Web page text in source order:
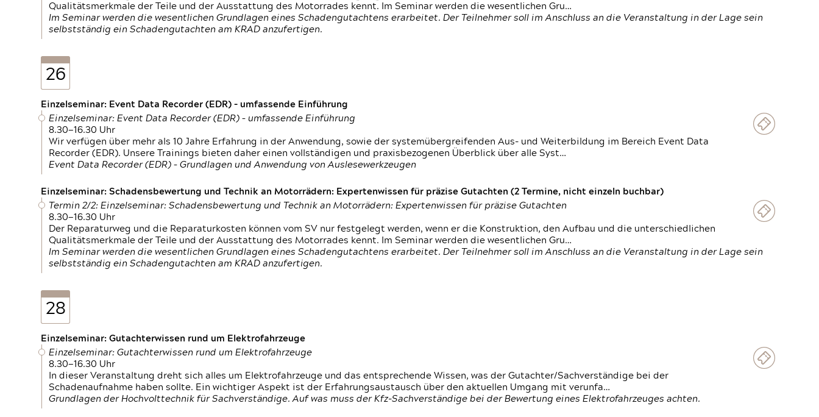
Qualitätsmerkmale der Teile und der Ausstattung des Motorrades kennt. Im Seminar werden die wesentlichen Gru…
Im Seminar werden die wesentlichen Grundlagen eines Schadengutachtens erarbeitet. Der Teilnehmer soll im Anschluss an die Veranstaltung in der Lage sein
selbstständig ein Schadengutachten am KRAD anzufertigen.
26
Einzelseminar: Event Data Recorder (EDR) – umfassende Einführung
Einzelseminar: Event Data Recorder (EDR) – umfassende Einführung
8.30—16.30 Uhr
Wir verfügen über mehr als 10 Jahre Erfahrung in der Anwendung, sowie der systemübergreifenden Aus- und Weiterbildung im Bereich Event Data
Recorder (EDR). Unsere Trainings bieten daher einen vollständigen und praxisbezogenen Überblick über alle Syst…
Event Data Recorder (EDR) – Grundlagen und Anwendung von Auslesewerkzeugen
Einzelseminar: Schadensbewertung und Technik an Motorrädern: Expertenwissen für präzise Gutachten (2 Termine, nicht einzeln buchbar)
Termin 2/2: Einzelseminar: Schadensbewertung und Technik an Motorrädern: Expertenwissen für präzise Gutachten
8.30—16.30 Uhr
Der Reparaturweg und die Reparaturkosten können vom SV nur festgelegt werden, wenn er die Konstruktion, den Aufbau und die unterschiedlichen
Qualitätsmerkmale der Teile und der Ausstattung des Motorrades kennt. Im Seminar werden die wesentlichen Gru…
Im Seminar werden die wesentlichen Grundlagen eines Schadengutachtens erarbeitet. Der Teilnehmer soll im Anschluss an die Veranstaltung in der Lage sein
selbstständig ein Schadengutachten am KRAD anzufertigen.
28
Einzelseminar: Gutachterwissen rund um Elektrofahrzeuge
Einzelseminar: Gutachterwissen rund um Elektrofahrzeuge
8.30—16.30 Uhr
In dieser Veranstaltung dreht sich alles um Elektrofahrzeuge und das entsprechende Wissen, was der Gutachter/Sachverständige bei der
Schadenaufnahme haben sollte. Ein wichtiger Aspekt ist der Erfahrungsaustausch über den aktuellen Umgang mit verunfa…
Grundlagen der Hochvolttechnik für Sachverständige. Auf was muss der Kfz-Sachverständige bei der Bewertung eines Elektrofahrzeuges achten.